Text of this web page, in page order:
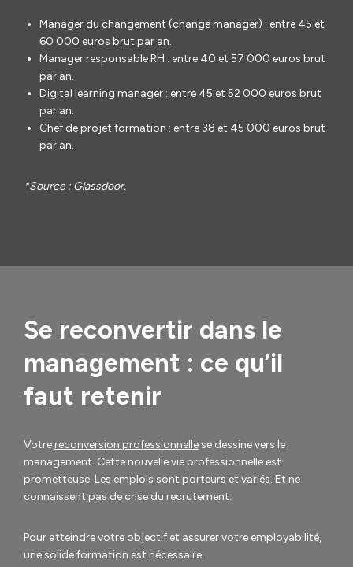
Manager du changement (change manager) : entre 45 et
60 000 euros brut par an.
Manager responsable RH : entre 40 et 57 000 euros brut
par an.
Digital learning manager : entre 45 et 52 000 euros brut
par an.
Chef de projet formation : entre 38 et 45 000 euros brut
par an.
*Source : Glassdoor.
Se reconvertir dans le
management : ce qu’il
faut retenir
Votre reconversion professionnellese dessine vers le
management. Cette nouvelle vie professionnelle est
prometteuse. Les emplois sont porteurs et variés. Et ne
connaissent pas de crise du recrutement.
Pour atteindre votre objectif et assurer votre employabilité,
une solide formation est nécessaire.